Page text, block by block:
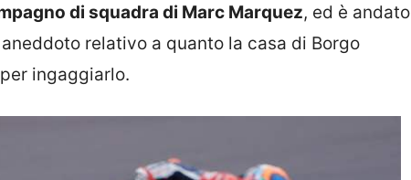
di squadra di Marc Marquez, ed è andato
relativo a quanto la casa di Borgo
ingaggiarlo.